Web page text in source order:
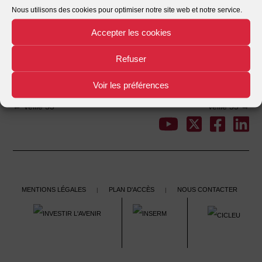
Nous utilisons des cookies pour optimiser notre site web et notre service.
Accepter les cookies
Refuser
Voir les préférences
Date de création 23/11/2021
Dernière mise à jour
This entry was posted in . Bookmark the.
Post
navigation
←Veille 53 Veille 55→
Mentions légales | Plan d'accès | Nous contacter